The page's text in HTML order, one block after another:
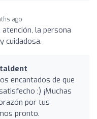
ago
atención, la persona
cuidadosa.
encantados de que
;) ¡Muchas
por tus
pronto.